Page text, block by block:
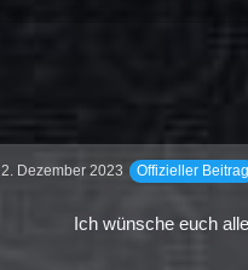
2. Dezember 2023 Offizieller Beitrag
Ich wünsche euch